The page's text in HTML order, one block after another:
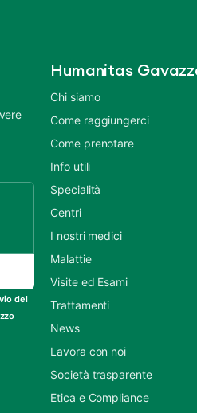
del
Humanitas
Chi siamo
Come raggiungerci
Come prenotare
Info utili
Specialità
Centri
I nostri medici
Malattie
Visite ed Esami
Trattamenti
News
Lavora con noi
Società trasparente
Etica e Compliance